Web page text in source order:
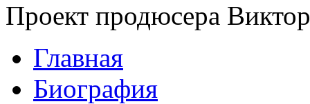
Проект продюсера
Главная
Биография